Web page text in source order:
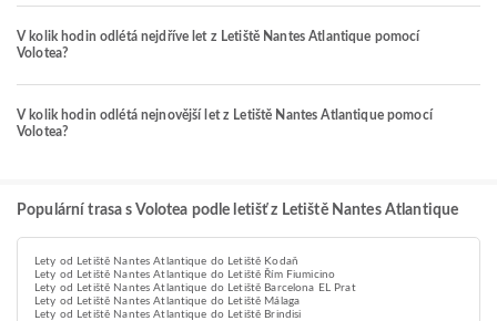
V kolik hodin odlétá nejdříve let z Letiště Nantes Atlantique pomocí
Volotea?
V kolik hodin odlétá nejnovější let z Letiště Nantes Atlantique pomocí
Volotea?
Populární trasa s Volotea podle letišť z Letiště Nantes Atlantique
Lety od Letiště Nantes Atlantique do Letiště Kodaň
Lety od Letiště Nantes Atlantique do Letiště Řím Fiumicino
Lety od Letiště Nantes Atlantique do Letiště Barcelona EL Prat
Lety od Letiště Nantes Atlantique do Letiště Málaga
Lety od Letiště Nantes Atlantique do Letiště Brindisi